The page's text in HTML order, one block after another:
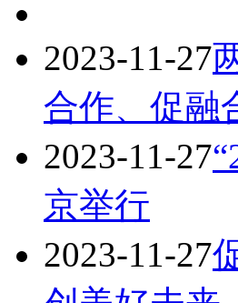
2023-11-27
合作、促融
2023-11-27
京举行
2023-11-27